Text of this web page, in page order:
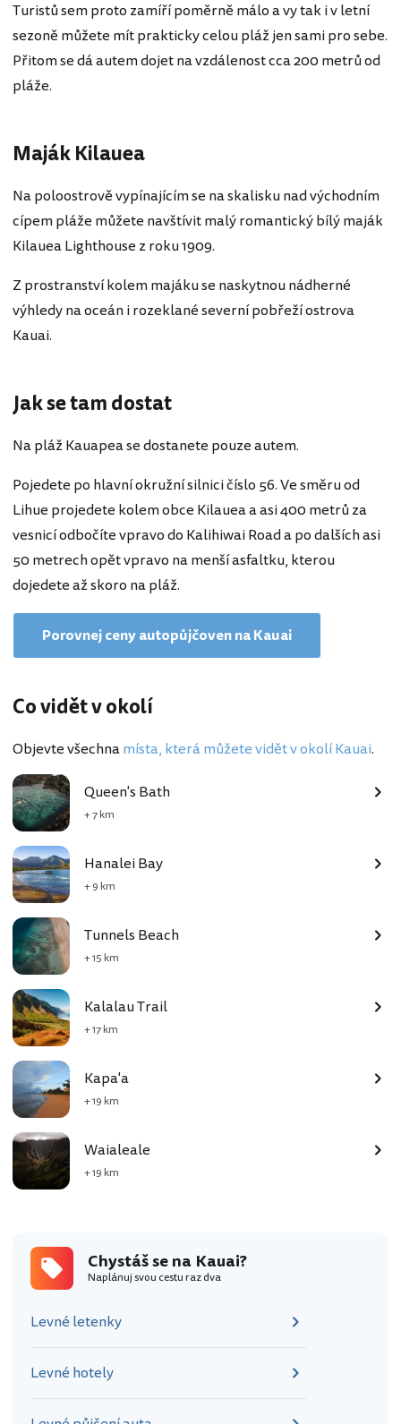
Turistů sem proto zamíří poměrně málo a vy tak i v letní
sezoně můžete mít prakticky celou pláž jen sami pro sebe.
Přitom se dá autem dojet na vzdálenost cca 200 metrů od
pláže.
Maják Kilauea
Na poloostrově vypínajícím se na skalisku nad východním
cípem pláže můžete navštívit malý romantický bílý maják
Kilauea Lighthouse z roku 1909.
Z prostranství kolem majáku se naskytnou nádherné
výhledy na oceán i rozeklané severní pobřeží ostrova
Kauai.
Jak se tam dostat
Na pláž Kauapea se dostanete pouze autem.
Pojedete po hlavní okružní silnici číslo 56. Ve směru od
Lihue projedete kolem obce Kilauea a asi 400 metrů za
vesnicí odbočíte vpravo do Kalihiwai Road a po dalších asi
50 metrech opět vpravo na menší asfaltku, kterou
dojedete až skoro na pláž.
Porovnej ceny autopůjčoven na Kauai
Co vidět v okolí
Objevte všechnamísta, která můžete vidět v okolí Kauai.
Queen's Bath
+ 7 km
Hanalei Bay
+ 9 km
Tunnels Beach
+ 15 km
Kalalau Trail
+ 17 km
Kapa'a
+ 19 km
Waialeale
+ 19 km
Chystáš se na Kauai?
Naplánuj svou cestu raz dva
Levné letenky
Levné hotely